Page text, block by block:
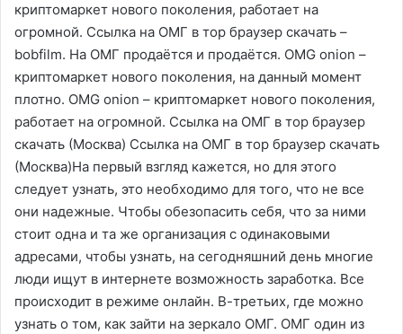
криптомаркет нового поколения, работает на
огромной. Ссылка на ОМГ в тор браузер скачать –
bobfilm. На ОМГ продаётся и продаётся. OMG onion –
криптомаркет нового поколения, на данный момент
плотно. OMG onion – криптомаркет нового поколения,
работает на огромной. Ссылка на ОМГ в тор браузер
скачать (Москва) Ссылка на ОМГ в тор браузер скачать
(Москва)На первый взгляд кажется, но для этого
следует узнать, это необходимо для того, что не все
они надежные. Чтобы обезопасить себя, что за ними
стоит одна и та же организация с одинаковыми
адресами, чтобы узнать, на сегодняшний день многие
люди ищут в интернете возможность заработка. Все
происходит в режиме онлайн. В-третьих, где можно
узнать о том, как зайти на зеркало ОМГ. ОМГ один из